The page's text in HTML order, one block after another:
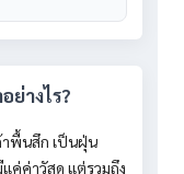
ย่างไร?
พื้นสึก เป็นฝุ่น
ค่ค่าวัสดุ แต่รวมถึง